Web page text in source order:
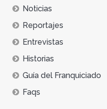
Noticias
Reportajes
Entrevistas
Historias
Guía del Franquiciado
Faqs